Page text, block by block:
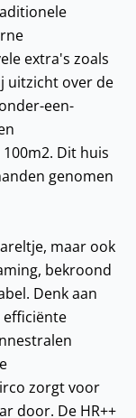
extra's zoals
uitzicht over de
een-
Dit huis
genomen
maar ook
bekroond
Denk aan
efficiënte
zorgt voor
door. De HR++